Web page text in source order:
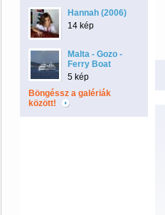
Hannah (2006)
14 kép
Malta - Gozo -
Ferry Boat
5 kép
Böngéssz a galériák
között!